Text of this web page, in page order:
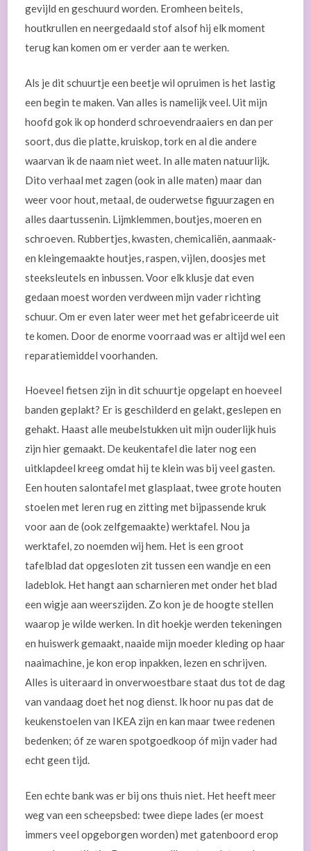
gevijld en geschuurd worden. Eromheen beitels,
houtkrullen en neergedaald stof alsof hij elk moment
terug kan komen om er verder aan te werken.
Als je dit schuurtje een beetje wil opruimen is het lastig
een begin te maken. Van alles is namelijk veel. Uit mijn
hoofd gok ik op honderd schroevendraaiers en dan per
soort, dus die platte, kruiskop, tork en al die andere
waarvan ik de naam niet weet. In alle maten natuurlijk.
Dito verhaal met zagen (ook in alle maten) maar dan
weer voor hout, metaal, de ouderwetse figuurzagen en
alles daartussenin. Lijmklemmen, boutjes, moeren en
schroeven. Rubbertjes, kwasten, chemicaliën, aanmaak-
en kleingemaakte houtjes, raspen, vijlen, doosjes met
steeksleutels en inbussen. Voor elk klusje dat even
gedaan moest worden verdween mijn vader richting
schuur. Om er even later weer met het gefabriceerde uit
te komen. Door de enorme voorraad was er altijd wel een
reparatiemiddel voorhanden.
Hoeveel fietsen zijn in dit schuurtje opgelapt en hoeveel
banden geplakt? Er is geschilderd en gelakt, geslepen en
gehakt. Haast alle meubelstukken uit mijn ouderlijk huis
zijn hier gemaakt. De keukentafel die later nog een
uitklapdeel kreeg omdat hij te klein was bij veel gasten.
Een houten salontafel met glasplaat, twee grote houten
stoelen met leren rug en zitting met bijpassende kruk
voor aan de (ook zelfgemaakte) werktafel. Nou ja
werktafel, zo noemden wij hem. Het is een groot
tafelblad dat opgesloten zit tussen een wandje en een
ladeblok. Het hangt aan scharnieren met onder het blad
een wigje aan weerszijden. Zo kon je de hoogte stellen
waarop je wilde werken. In dit hoekje werden tekeningen
en huiswerk gemaakt, naaide mijn moeder kleding op haar
naaimachine, je kon erop inpakken, lezen en schrijven.
Alles is uiteraard in onverwoestbare staat dus tot de dag
van vandaag doet het nog dienst. Ik hoor nu pas dat de
keukenstoelen van IKEA zijn en kan maar twee redenen
bedenken; óf ze waren spotgoedkoop óf mijn vader had
echt geen tijd.
Een echte bank was er bij ons thuis niet. Het heeft meer
weg van een scheepsbed: twee diepe lades (er moest
immers veel opgeborgen worden) met gatenboord erop